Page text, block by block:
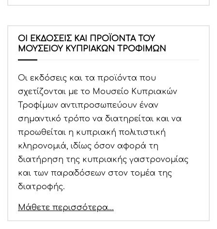
ΟΙ ΕΚΔΟΣΕΙΣ ΚΑΙ ΠΡΟΪΟΝΤΑ ΤΟΥ
ΜΟΥΣΕΙΟΥ ΚΥΠΡΙΑΚΩΝ ΤΡΟΦΙΜΩΝ
Οι εκδόσεις και τα προϊόντα που
σχετίζονται με το Μουσείο Κυπριακών
Τροφίμων αντιπροσωπεύουν έναν
σημαντικό τρόπο να διατηρείται και να
προωθείται η κυπριακή πολιτιστική
κληρονομιά, ιδίως όσον αφορά τη
διατήρηση της κυπριακής γαστρονομίας
και των παραδόσεων στον τομέα της
διατροφής.
Μάθετε περισσότερα…